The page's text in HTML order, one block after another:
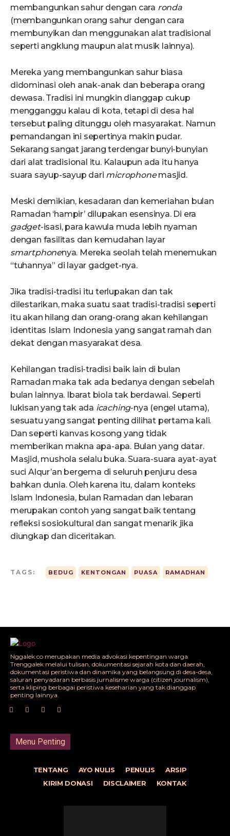
membangunkan sahur dengan cara ronda
(membangunkan orang sahur dengan cara
membunyikan dan menggunakan alat tradisional
seperti angklung maupun alat musik lainnya).
Mereka yang membangunkan sahur biasa
didominasi oleh anak-anak dan beberapa orang
dewasa. Tradisi ini mungkin dianggap cukup
mengganggu kalau di kota, tetapi di desa hal
tersebut paling ditunggu oleh masyarakat. Namun
pemandangan ini sepertinya makin pudar.
Sekarang sangat jarang terdengar bunyi-bunyian
dari alat tradisional itu. Kalaupun ada itu hanya
suara sayup-sayup dari microphonemasjid.
Meski demikian, kesadaran dan kemeriahan bulan
Ramadan ‘hampir’ dilupakan esensinya. Di era
gadget-isasi, para kawula muda lebih nyaman
dengan fasilitas dan kemudahan layar
smartphonenya. Mereka seolah telah menemukan
“tuhannya” di layar gadget-nya.
Jika tradisi-tradisi itu terlupakan dan tak
dilestarikan, maka suatu saat tradisi-tradisi seperti
itu akan hilang dan orang-orang akan kehilangan
identitas Islam Indonesia yang sangat ramah dan
dekat dengan masyarakat desa.
Kehilangan tradisi-tradisi baik lain di bulan
Ramadan maka tak ada bedanya dengan sebelah
bulan lainnya. Ibarat biola tak berdawai. Seperti
lukisan yang tak ada icaching-nya (engel utama),
sesuatu yang sangat penting dilihat pertama kali.
Dan seperti kanvas kosong yang tidak
memberikan makna apa-apa. Bulan yang datar.
Masjid, mushola selalu buka. Suara-suara ayat-ayat
suci Alqur’an bergema di seluruh penjuru desa
bahkan dunia. Oleh karena itu, dalam konteks
Islam Indonesia, bulan Ramadan dan lebaran
merupakan contoh yang sangat baik tentang
refleksi sosiokultural dan sangat menarik jika
diungkap dan diceritakan.
TAGS: BEDUG KENTONGAN PUASA RAMADHAN
Nggalek.co merupakan media advokasi kepentingan warga
Trenggalek melalui tulisan, dokumentasi sejarah kota dan daerah,
dokumentasi peristiwa dan dinamika yang belangsung di desa-desa,
saluran penyadaran berbasis jurnalisme warga (citizen journalism),
serta kliping berbagai peristiwa keseharian yang tak dianggap
penting lainnya.
Menu Penting
TENTANG AYO NULIS PENULIS
ARSIP
KIRIM DONASI
DISCLAIMER KONTAK